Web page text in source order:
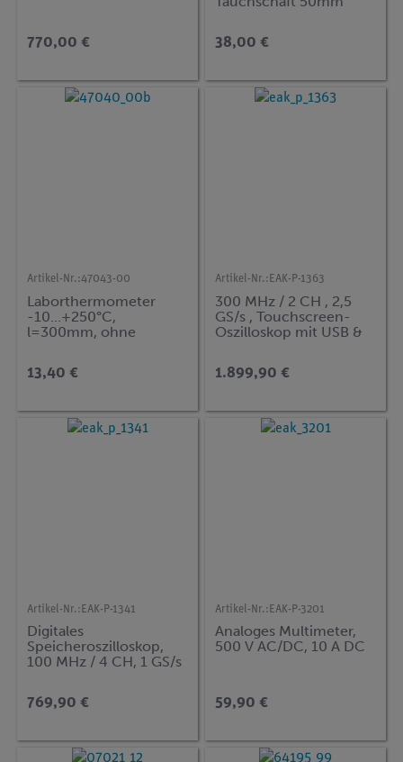
770,00 € 38,00 €
Artikel-Nr.:47043-00
Laborthermometer
-10...+250°C,
l=300mm, ohne
13,40 €
Artikel-Nr.: EAK-P-1363
300 MHz / 2 CH , 2,5
GS/s , Touchscreen-
Oszilloskop mit USB &
1.899,90 €
Artikel-Nr.: EAK-P-1341
Digitales
Speicheroszilloskop,
100 MHz / 4 CH, 1 GS/s
769,90 €
Artikel-Nr.: EAK-P-3201
Analoges Multimeter,
500 V AC/DC, 10 A DC
59,90 €